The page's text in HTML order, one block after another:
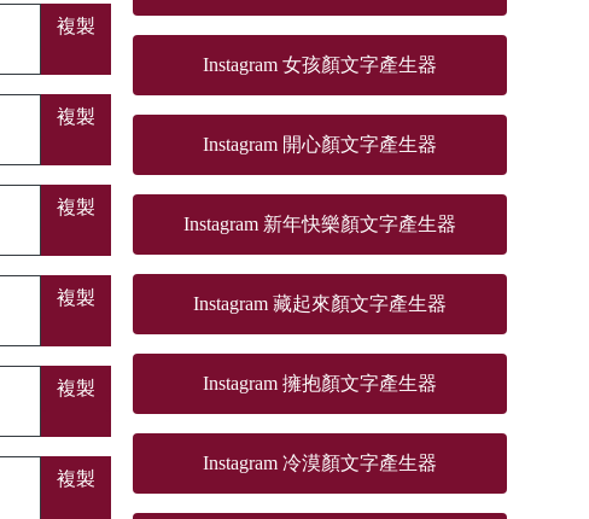
複製
複製
複製
複製
複製
複製
Instagram 女孩顏文字產生器
Instagram 開心顏文字產生器
Instagram 新年快樂顏文字產生器
Instagram 藏起來顏文字產生器
Instagram 擁抱顏文字產生器
Instagram 冷漠顏文字產生器